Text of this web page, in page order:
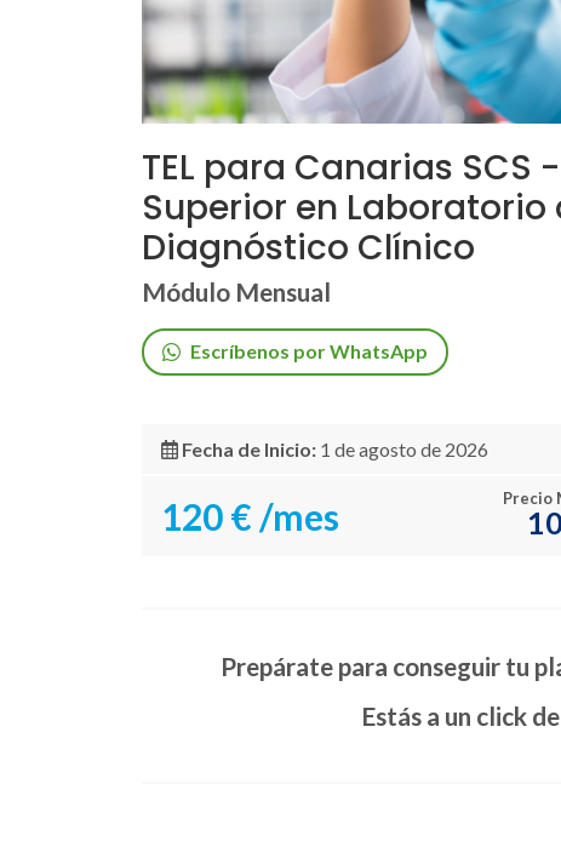
TEL para Canarias SCS
Superior en Laboratorio
Diagnóstico Clínico
Módulo Mensual
Escríbenos por WhatsApp
Fecha de Inicio: 1 de agosto de 2026
120 €/mes Precio
Prepárate para conseguir tu
Estás a un click